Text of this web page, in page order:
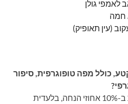
כולל מפה טופוגרפית, סיפור
כעת ב-10% אחוזי הנחה, בלעדית